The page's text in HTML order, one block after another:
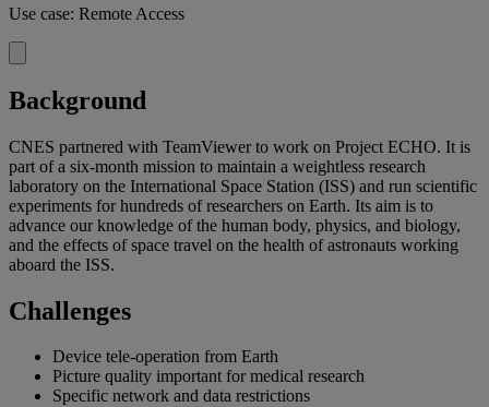
Use case: Remote Access
Background
CNES partnered with TeamViewer to work on Project ECHO. It is
part of a six-month mission to maintain a weightless research
laboratory on the International Space Station (ISS) and run scientific
experiments for hundreds of researchers on Earth. Its aim is to
advance our knowledge of the human body, physics, and biology,
and the effects of space travel on the health of astronauts working
aboard the ISS.
Challenges
Device tele-operation from Earth
Picture quality important for medical research
Specific network and data restrictions